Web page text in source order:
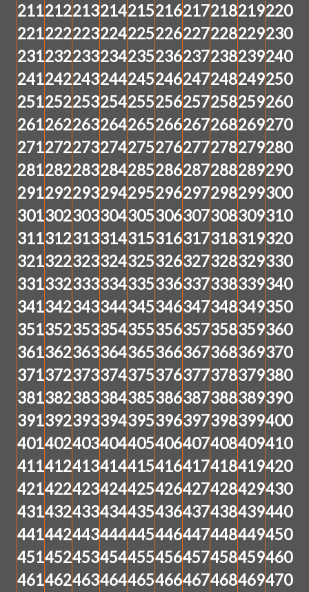
211212213214215216217218219220
221222223224225226227228229230
231232233234235236237238239240
241242243244245246247248249250
251252253254255256257258259260
261262263264265266267268269270
271272273274275276277278279280
281282283284285286287288289290
291292293294295296297298299300
301302303304305306307308309310
311312313314315316317318319320
321322323324325326327328329330
331332333334335336337338339340
341342343344345346347348349350
351352353354355356357358359360
361362363364365366367368369370
371372373374375376377378379380
381382383384385386387388389390
391392393394395396397398399400
401402403404405406407408409410
411412413414415416417418419420
421422423424425426427428429430
431432433434435436437438439440
441442443444445446447448449450
451452453454455456457458459460
461462463464465466467468469470